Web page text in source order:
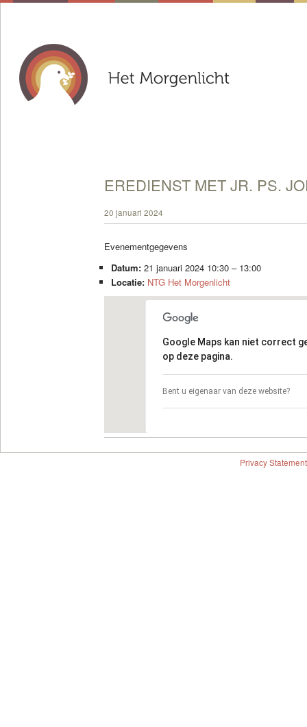
EREDIENST MET JR. PS.
20 januari 2024
Evenementgegevens
Datum: 21 januari 2024 10:30– 13:00
Locatie: NTG Het Morgenlicht
Google Maps kan niet correct
op deze pagina.
Bent u eigenaar van deze website?
Privacy Statement